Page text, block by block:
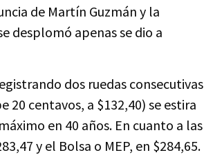
de Martín Guzmán y la
desplomó apenas se dio a
dos ruedas consecutivas
centavos, a $132,40) se estira
en 40 años. En cuanto a las
y el Bolsa o MEP, en $284,65.